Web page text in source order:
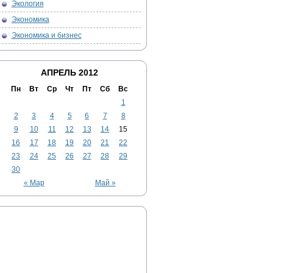
Экология
Экономика
Экономика и бизнес
АПРЕЛЬ 2012
Пн Вт Ср Чт Пт Сб Вс
« Мар Май »
1
2
3 4 5 6 7
8
9
10 11 12 13 14
15
16
17 18 19 20 21
22
23
24 25 26 27 28
29
30